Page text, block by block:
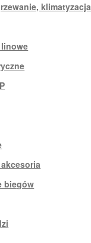
klimatyzacja
biegów